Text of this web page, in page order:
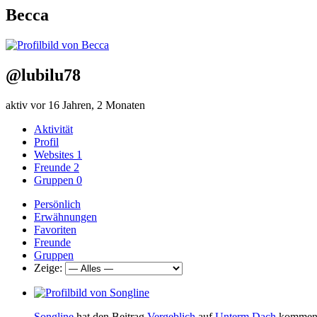
Becca
@lubilu78
aktiv vor 16 Jahren, 2 Monaten
Aktivität
Profil
Websites 1
Freunde 2
Gruppen 0
Persönlich
Erwähnungen
Favoriten
Freunde
Gruppen
Zeige: